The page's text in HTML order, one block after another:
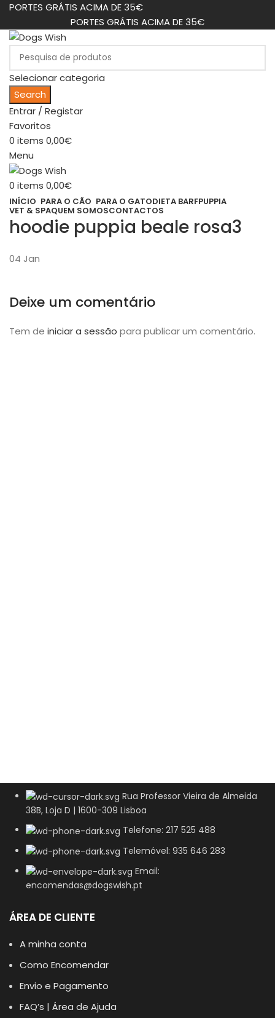
PORTES GRÁTIS ACIMA DE 35€
PORTES GRÁTIS ACIMA DE 35€
Selecionar categoria
Search
Entrar / Registar
Favoritos
0 items 0,00€
Menu
0 items 0,00€
INÍCIO PARA O CÃO PARA O GATODIETA BARFPUPPIA
VET & SPAQUEM SOMOSCONTACTOS
hoodie puppia beale rosa3
04 Jan
Deixe um comentário
Tem de iniciar a sessão para publicar um comentário.
Rua Professor Vieira de Almeida
38B, Loja D | 1600-309 Lisboa
Telefone: 217 525 488
Telemóvel: 935 646 283
Email:
encomendas@dogswish.pt
ÁREA DE CLIENTE
A minha conta
Como Encomendar
Envio e Pagamento
FAQ’s | Área de Ajuda